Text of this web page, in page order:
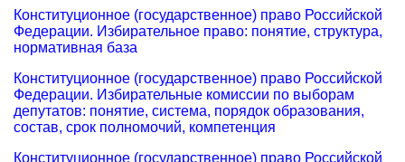
Конституционное (государственное) право Российской
Федерации. Избирательное право: понятие, структура,
нормативная база
Конституционное (государственное) право Российской
Федерации. Избирательные комиссии по выборам
депутатов: понятие, система, порядок образования,
состав, срок полномочий, компетенция
Конституционное (государственное) право Российской